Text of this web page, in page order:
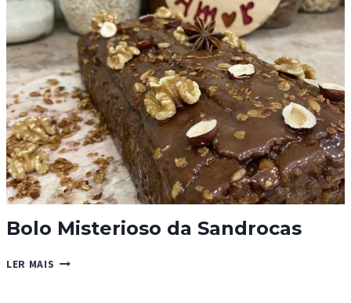
Bolo Misterioso da Sandrocas
LER MAIS BOLO